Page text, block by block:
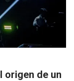
origen de un